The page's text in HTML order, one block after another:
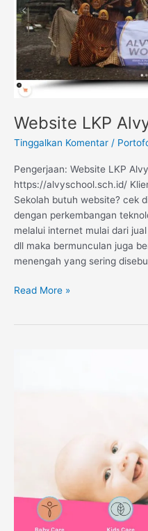
Website LKP
Tinggalkan Komentar /
Pengerjaan: Website LKP
https://alvyschool.sch.id/
Sekolah butuh website? cek
dengan perkembangan
melalui internet mulai dari
dll maka bermunculan juga
menengah yang sering
Read More »